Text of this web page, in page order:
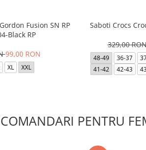
Fusion SN RP
Black RP
99,00 RON
XL XXL
Saboti Crocs
329,00
48-49 36-37
41-42
42-43
PENTRU